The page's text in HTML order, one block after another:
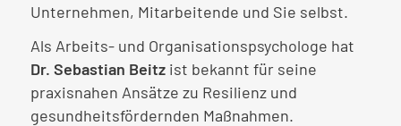
Unternehmen, Mitarbeitende und Sie selbst.
Als Arbeits- und Organisationspsychologe hat
Dr. Sebastian Beitz ist bekannt für seine
praxisnahen Ansätze zu Resilienz und
gesundheitsfördernden Maßnahmen.